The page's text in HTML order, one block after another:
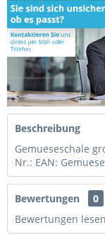
Beschreibung
Gemueseschale
Nr.: EAN:
Bewertungen
0
Bewertungen